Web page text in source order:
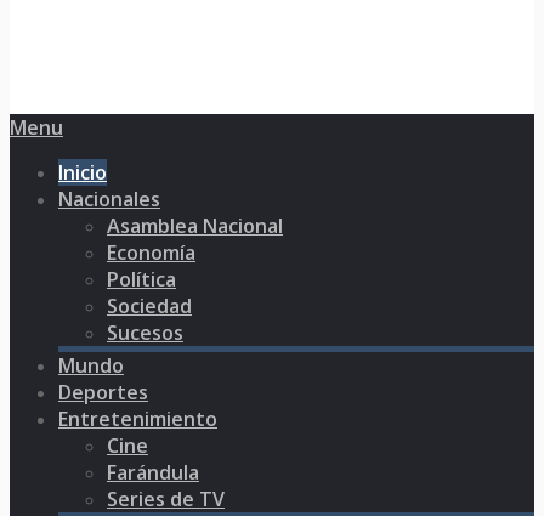
Menu
Inicio
Nacionales
Asamblea Nacional
Economía
Política
Sociedad
Sucesos
Mundo
Deportes
Entretenimiento
Cine
Farándula
Series de TV